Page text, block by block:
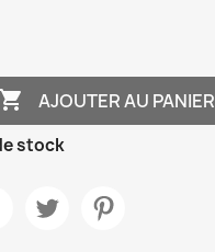
 AJOUTER AU PANIER
stock